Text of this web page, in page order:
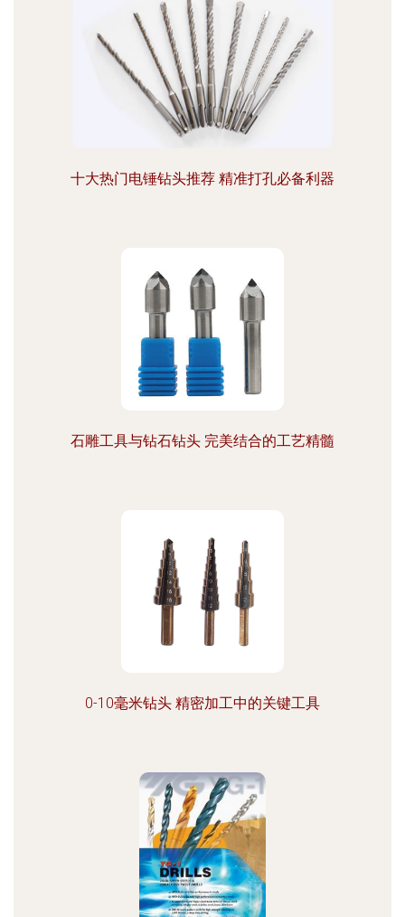
十大热门电锤钻头推荐 精准打孔必备利器
石雕工具与钻石钻头 完美结合的工艺精髓
0-10毫米钻头 精密加工中的关键工具